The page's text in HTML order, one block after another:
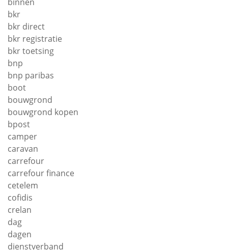
bkr
bkr direct
bkr registratie
bkr toetsing
bnp
bnp paribas
boot
bouwgrond
bouwgrond kopen
bpost
camper
caravan
carrefour
carrefour finance
cetelem
cofidis
crelan
dag
dagen
dienstverband